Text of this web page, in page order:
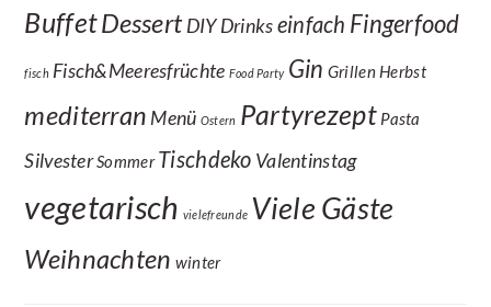
BuffetDessert DIY Drinkseinfach Fingerfood
fisch Fisch&Meeresfrüchte Food Party Gin Grillen Herbst
mediterran Menü Ostern Partyrezept Pasta
SilvesterSommer Tischdeko Valentinstag
vegetarisch vielefreunde Viele Gäste
Weihnachten winter